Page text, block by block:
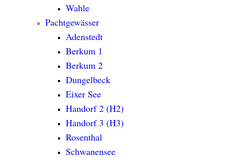
Wahle
Pachtgewässer
Adenstedt
Berkum 1
Berkum 2
Dungelbeck
Eixer See
Handorf 2 (H2)
Handorf 3 (H3)
Rosenthal
Schwanensee